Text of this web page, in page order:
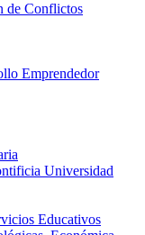
de Conflictos
Emprendedor
Universidad
Educativos